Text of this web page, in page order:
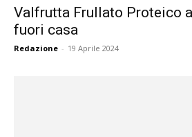
Valfrutta Frullato Proteico
fuori casa
Redazione - 19 Aprile 2024